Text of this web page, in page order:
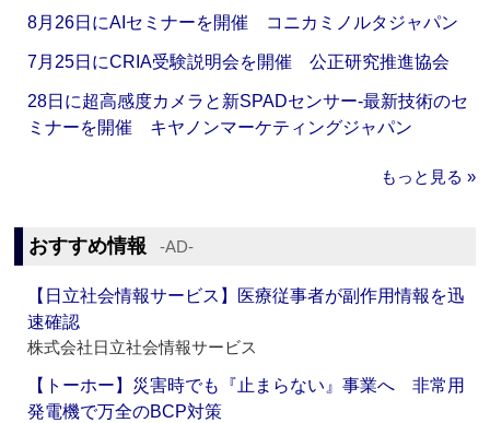
8月26日にAIセミナーを開催 コニカミノルタジャパン
7月25日にCRIA受験説明会を開催 公正研究推進協会
28日に超高感度カメラと新SPADセンサー‐最新技術のセ
ミナーを開催 キヤノンマーケティングジャパン
もっと見る »
おすすめ情報 ‐AD‐
【日立社会情報サービス】医療従事者が副作用情報を迅
速確認
株式会社日立社会情報サービス
【トーホー】災害時でも『止まらない』事業へ 非常用
発電機で万全のBCP対策